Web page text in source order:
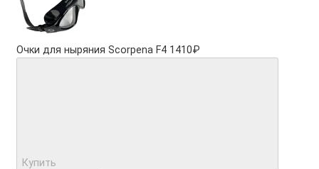
Очки для ныряния Scorpena F4 1410₽
Купить